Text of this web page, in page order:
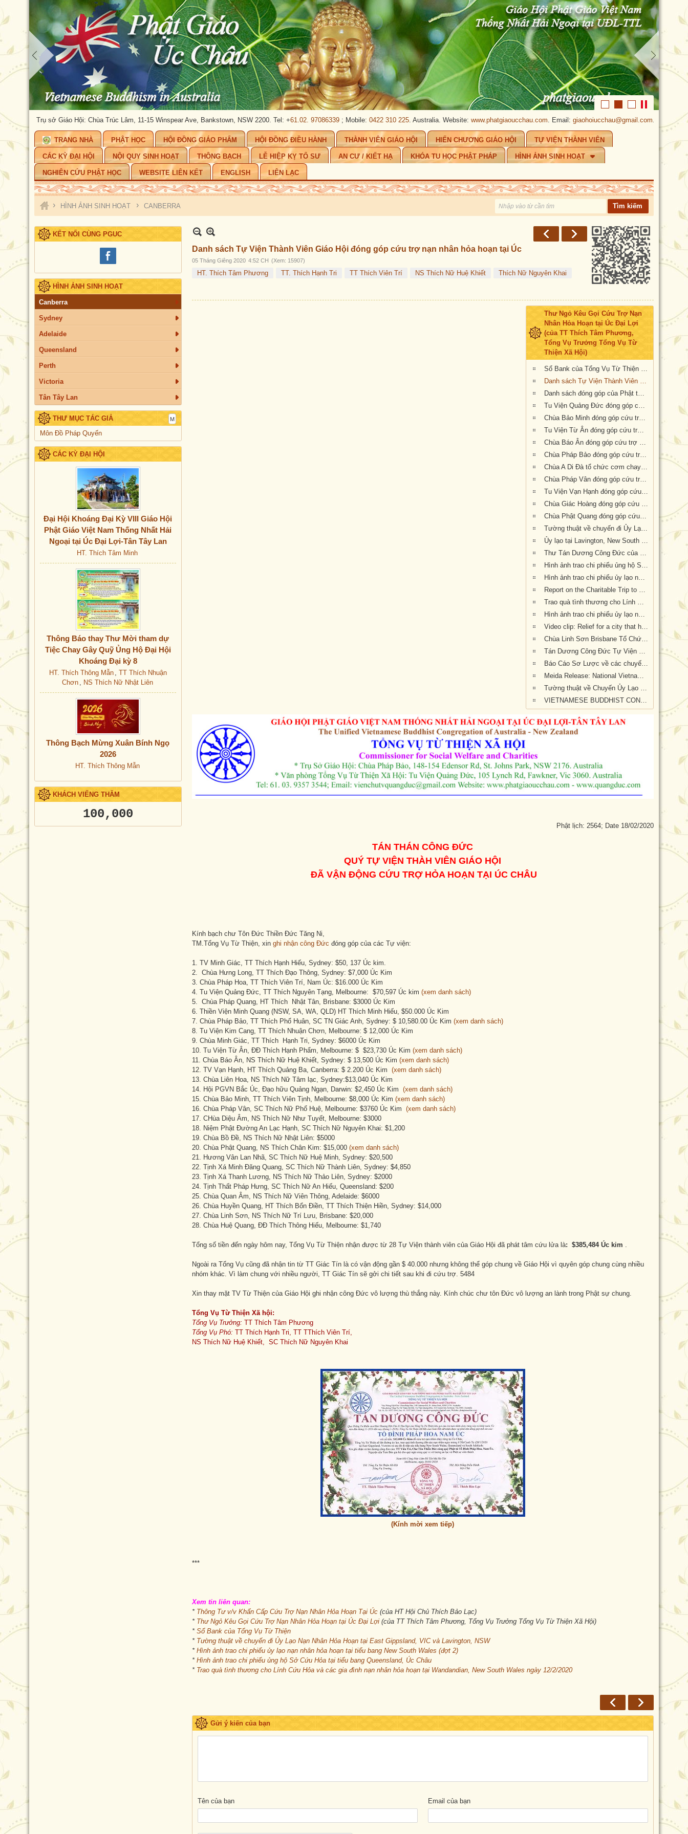
Trụ sở Giáo Hội: Chùa Trúc Lâm, 11-15 Winspear Ave, Bankstown, NSW 2200. Tel: +61.02. 97086339; Mobile: 0422 310 225 . Australia.Website:www.phatgiaoucchau.com. Email: giaohoiucchau@gmail.com. PHẬT GIÁO ÚC
TRANG NHÀ PHẬT HỌC HỘI ĐỒNG GIÁO PHẨM HỘI ĐỒNG ĐIỀU HÀNH THÀNH VIÊN GIÁO HỘI HIẾN CHƯƠNG GIÁO HỘI TỰ VIỆN THÀNH VIÊN
CÁC KỲ ĐẠI HỘI NỘI QUY SINH HOẠT THÔNG BẠCH LỄ HIỆP KỴ TỔ SƯ AN CƯ / KIẾT HẠ KHÓA TU HỌC PHẬT PHÁP HÌNH ẢNH SINH HOẠT
NGHIÊN CỨU PHẬT HỌC WEBSITE LIÊN KẾT ENGLISH LIÊN LẠC
› HÌNH ẢNH SINH HOẠT › CANBERRA
KẾT NỐI CÙNG PGUC
HÌNH ẢNH SINH HOẠT
Canberra
Sydney
Adelaide
Queensland
Perth
Victoria
Tân Tây Lan
THƯ MỤC TÁC GIẢ
Môn Đồ Pháp Quyến
CÁC KỲ ĐẠI HỘI
Đại Hội Khoáng Đại Kỳ VIII Giáo Hội
Phật Giáo Việt Nam Thống Nhất Hải
Ngoại tại Úc Đại Lợi-Tân Tây Lan
HT. Thích Tâm Minh
Thông Báo thay Thư Mời tham dự
Tiệc Chay Gây Quỹ Ủng Hộ Đại Hội
Khoáng Đại kỳ 8
HT. Thích Thông Mẫn , TT Thích Nhuận
Chơn , NS Thích Nữ Nhật Liên
Thông Bạch Mừng Xuân Bính Ngọ
2026
HT. Thích Thông Mẫn
KHÁCH VIẾNG THĂM
100,000
Danh sách Tự Viện Thành Viên Giáo Hội đóng góp cứu trợ nạn nhân hỏa hoạn tại Úc
05 Tháng Giêng 2020 4:52 CH (Xem: 15907)
HT. Thích Tâm Phương TT. Thích Hạnh Tri TT Thích Viên Trí NS Thích Nữ Huệ Khiết Thích Nữ Nguyên Khai
Thư Ngỏ Kêu Gọi Cứu Trợ Nạn
Nhân Hỏa Hoạn tại Úc Đại Lợi
(của TT Thích Tâm Phương,
Tổng Vụ Trưởng Tổng Vụ Từ
Thiện Xã Hội)
Sổ Bank của Tổng Vụ Từ Thiện Xã Hội của Giáo Hội Phật Giáo Việt Nam Thống Nhất Hải Ngoại tại Úc Đại Lợi- Tân Tây Lan
Danh sách Tự Viện Thành Viên Giáo Hội đóng góp cứu trợ nạn nhân hỏa hoạn tại Úc
Danh sách đóng góp của Phật tử Bắc Úc
Tu Viện Quảng Đức đóng góp cứu trợ nạn nhân hỏa hoạn tại Úc Châu
Chùa Bảo Minh đóng góp cứu trợ nạn nhân hỏa hoạn tại Úc
Tu Viện Từ Ân đóng góp cứu trợ nạn nhân hỏa hoạn tại Úc
Chùa Báo Ân đóng góp cứu trợ nạn nhân hỏa hoạn tại Úc
Chùa Pháp Bảo đóng góp cứu trợ nạn nhân hỏa hoạn tại Úc
Chùa A Di Đà tổ chức cơm chay gây quỹ cứu trợ cháy rừng tại Úc châu (19.01.2020) 19/1/2020
Chùa Pháp Vân đóng góp cứu trợ nạn nhân cháy rừng tại Úc Châu
Tu Viện Vạn Hạnh đóng góp cứu trợ nạn nhân cháy rừng tại Úc Châu
Chùa Giác Hoàng đóng góp cứu trợ nạn nhân hỏa hoạn tại Úc Châu
Chùa Phật Quang đóng góp cứu trợ nạn nhân hỏa hoạn tại Úc Châu
Tường thuật về chuyến đi Ủy Lạo Nạn Nhân Hỏa Hoạn tại East Gippsland, VIC và Lavington, NSW
Ủy lạo tại Lavington, New South Wales
Thư Tán Dương Công Đức của Thượng Nghị Sĩ Tiểu Bang Victoria Tiến Sĩ Kiều Tiến Dũng gởi đến Chư Tôn Đức & Tự Viện thành viên Giáo Hội trong công cuộc đóng góp ủy lạo nạn nhân hỏa hoạn tại Úc Châu (Appreciation letters from Dr Kieu Tien Dung, State Member for South-Eastern Metropolitan Region, Victoria, Australia)
Hình ảnh trao chi phiếu ủng hộ Sở Cứu Hỏa tại tiểu bang Queensland, Úc Châu
Hình ảnh trao chi phiếu ủy lạo nạn nhân hỏa hoạn tại tiểu bang New South Wales (đợt 2)
Report on the Charitable Trip to offer Gifts of Loving Kindness to Bushfire Survivors in Victoria, New South Wales and Queensland
Trao quà tình thương cho Lính Cứu Hỏa và các gia đình nạn nhân hỏa hoạn tại Wandandian, New South Wales ngày 12/2/2020
Hình ảnh trao chi phiếu ủy lạo nạn nhân hỏa hoạn tại Queensland đợt 2
Video clip: Relief for a city that has been 73% burnt by the NSW bushfires | Vietnamese Buddhists in Australia
Chùa Linh Sơn Brisbane Tổ Chức Tiệc Chay Gây Quỹ Ủng Hộ Nạn Nhân Hỏa Hoạn Úc Châu (tối Thứ Bảy 15/2/2020)
Tán Dương Công Đức Tự Viện Thành Viên Giáo Hội đã đóng góp tịnh tài giúp đỡ nạn nhân hỏa hoạn tại Úc Châu
Báo Cáo Sơ Lược về các chuyến Ủy lạo Nạn Nhân Hỏa Hoạn tại Úc Châu đầu năm 2020
Meida Release: National Vietnamese Buddhist Congregation Visit KI to give $55,500 to Local Auto Repair Project
Tường thuật về Chuyến Ủy Lạo nạn nhân cháy rừng tại Kangaroo Island, Nam Úc (ngày 24/2/2020)
VIETNAMESE BUDDHIST CONGREGATION KANGAROO ISLAND VISIT
Phật lịch: 2564; Date 18/02/2020
TÁN THÁN CÔNG ĐỨC
QUÝ TỰ VIỆN THÀH VIÊN GIÁO HỘI
ĐÃ VẬN ĐỘNG CỨU TRỢ HỎA HOẠN TẠI ÚC CHÂU
Kính bạch chư Tôn Đức Thiền Đức Tăng Ni,
TM.Tổng Vụ Từ Thiện, xin ghi nhận công Đức đóng góp của các Tự viện:
1. TV Minh Giác, TT Thích Hạnh Hiếu, Sydney: $50, 137 Úc kim.
2. Chùa Hưng Long, TT Thích Đạo Thông, Sydney: $7,000 Úc Kim
3. Chùa Pháp Hoa, TT Thích Viên Trí, Nam Úc: $16.000 Úc Kim
4. Tu Viện Quảng Đức, TT Thích Nguyên Tạng, Melbourne: $70,597 Úc kim (xem danh sách)
5. Chùa Pháp Quang, HT Thích Nhật Tân, Brisbane: $3000 Úc Kim
6. Thiền Viện Minh Quang (NSW, SA, WA, QLD) HT Thích Minh Hiếu, $50.000 Úc Kim
7. Chùa Pháp Bảo, TT Thích Phổ Huân, SC TN Giác Anh, Sydney: $ 10,580.00 Úc Kim (xem danh sách)
8. Tu Viện Kim Cang, TT Thích Nhuận Chơn, Melbourne: $ 12,000 Úc Kim
9. Chùa Minh Giác, TT Thích Hạnh Tri, Sydney: $6000 Úc Kim
10. Tu Viện Từ Ân, ĐĐ Thích Hạnh Phẩm, Melbourne: $ $23,730 Úc Kim (xem danh sách)
11. Chùa Báo Ân, NS Thích Nữ Huệ Khiết, Sydney: $ 13,500 Úc Kim (xem danh sách)
12. TV Vạn Hạnh, HT Thích Quảng Ba, Canberra: $ 2.200 Úc Kim (xem danh sách)
13. Chùa Liên Hoa, NS Thích Nữ Tâm lạc, Sydney:$13,040 Úc Kim
14. Hội PGVN Bắc Úc, Đạo hữu Quảng Ngạn, Darwin: $2,450 Úc Kim (xem danh sách)
15. Chùa Bảo Minh, TT Thích Viên Tịnh, Melbourne: $8,000 Úc Kim (xem danh sách)
16. Chùa Pháp Vân, SC Thích Nữ Phổ Huệ, Melbourne: $3760 Úc Kim (xem danh sách)
17. CHùa Diệu Âm, NS Thích Nữ Như Tuyết, Melbourne: $3000
18. Niệm Phật Đường An Lạc Hạnh, SC Thích Nữ Nguyên Khai: $1,200
19. Chùa Bồ Đề, NS Thích Nữ Nhật Liên: $5000
20. Chùa Phật Quang, NS Thích Chân Kim: $15,000 (xem danh sách)
21. Hương Vân Lan Nhã, SC Thích Nữ Huệ Minh, Sydney: $20,500
22. Tịnh Xá Minh Đăng Quang, SC Thích Nữ Thành Liên, Sydney: $4,850
23. Tịnh Xá Thanh Lương, NS Thích Nữ Thảo Liên, Sydney: $2000
24. Tịnh Thất Pháp Hưng, SC Thích Nữ An Hiếu, Queensland: $200
25. Chùa Quan Âm, NS Thích Nữ Viên Thông, Adelaide: $6000
26. Chùa Huyền Quang, HT Thích Bổn Điền, TT Thích Thiện Hiền, Sydney: $14,000
27. Chùa Linh Sơn, NS Thích Nữ Trí Lưu, Brisbane: $20,000
28. Chùa Huệ Quang, ĐĐ Thích Thông Hiếu, Melbourne: $1,740
Tổng số tiền đến ngày hôm nay, Tổng Vụ Từ Thiện nhận được từ 28 Tự Viện thành viên của Giáo Hội đã phát tâm cứu lửa là: $385,484 Úc kim .
Ngoài ra Tổng Vụ cũng đã nhận tin từ TT Giác Tín là có vận động gần $ 40.000 nhưng không thể góp chung về Giáo Hội vì quyên góp chung cùng nhiều
nhóm khác. Vì làm chung với nhiều người, TT Giác Tín sẽ gởi chi tiết sau khi đi cứu trợ. 5484
Xin thay mặt TV Từ Thiện của Giáo Hội ghi nhận công Đức vô lượng thù thắng này. Kính chúc chư tôn Đức vô lượng an lành trong Phật sự chung.
Tổng Vụ Từ Thiện Xã hội:
Tổng Vụ Trưởng: TT Thích Tâm Phương
Tổng Vụ Phó: TT Thích Hạnh Tri, TT TThích Viên Trí,
NS Thích Nữ Huệ Khiết, SC Thích Nữ Nguyên Khai
(Kính mời xem tiếp)
***
Xem tin liên quan:
* Thông Tư v/v Khẩn Cấp Cứu Trợ Nạn Nhân Hỏa Hoạn Tại Úc(của HT Hội Chủ Thích Bảo Lạc)
* Thư Ngỏ Kêu Gọi Cứu Trợ Nạn Nhân Hỏa Hoạn tại Úc Đại Lợi (của TT Thích Tâm Phương, Tổng Vụ Trưởng Tổng Vụ Từ Thiện Xã Hội)
* Sổ Bank của Tổng Vụ Từ Thiện
* Tường thuật về chuyến đi Ủy Lạo Nạn Nhân Hỏa Hoạn tại East Gippsland, VIC và Lavington, NSW
* Hình ảnh trao chi phiếu ủy lạo nạn nhân hỏa hoạn tại tiểu bang New South Wales (đợt 2)
* Hình ảnh trao chi phiếu ủng hộ Sở Cứu Hỏa tại tiểu bang Queensland, Úc Châu
* Trao quà tình thương cho Lính Cứu Hỏa và các gia đình nạn nhân hỏa hoạn tại Wandandian, New South Wales ngày 12/2/2020
Gửi ý kiến của bạn
Tên của bạn Email của bạn